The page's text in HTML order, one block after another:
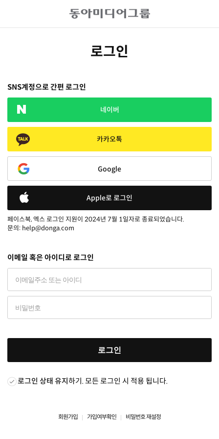
로그인
SNS계정으로 간편 로그인
네이버
카카오톡
Google
Apple로 로그인
페이스북, 엑스 로그인 지원이 2024년 7월 1일자로 종료되었습니다.
문의: help@donga.com
이메일 혹은 아이디로 로그인
로그인
로그인 상태 유지하기. 모든 로그인 시 적용 됩니다.
회원가입 가입여부확인 비밀번호 재설정